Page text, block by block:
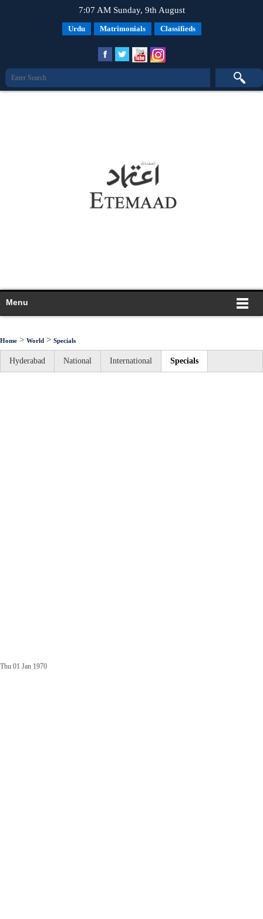
7:07 AM Sunday, 9th August
Urdu Matrimonials Classifieds
Menu
Home > World > Specials
Hyderabad National International Specials
Thu 01 Jan 1970